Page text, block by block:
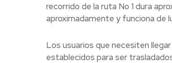
recorrido de la ruta No 1 dura
aproximadamente y funciona de
Los usuarios que necesiten
establecidos para ser